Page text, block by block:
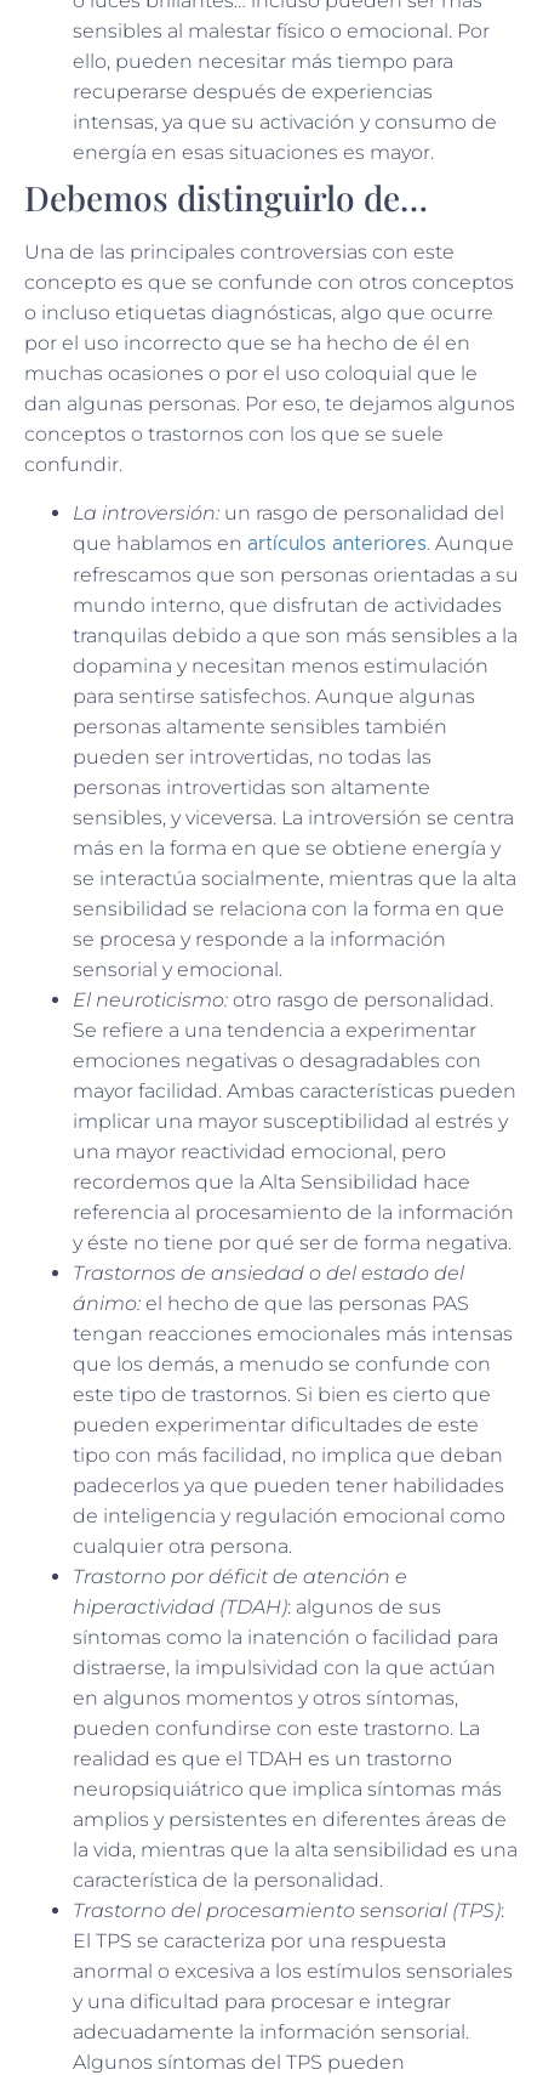
sensibles al malestar físico o emocional. Por
ello, pueden necesitar más tiempo para
recuperarse después de experiencias
intensas, ya que su activación y consumo de
energía en esas situaciones es mayor.
Debemos distinguirlo de…
Una de las principales controversias con este
concepto es que se confunde con otros conceptos
o incluso etiquetas diagnósticas, algo que ocurre
por el uso incorrecto que se ha hecho de él en
muchas ocasiones o por el uso coloquial que le
dan algunas personas. Por eso, te dejamos algunos
conceptos o trastornos con los que se suele
confundir.
La introversión: un rasgo de personalidad del
que hablamos en artículos anteriores. Aunque
refrescamos que son personas orientadas a su
mundo interno, que disfrutan de actividades
tranquilas debido a que son más sensibles a la
dopamina y necesitan menos estimulación
para sentirse satisfechos. Aunque algunas
personas altamente sensibles también
pueden ser introvertidas, no todas las
personas introvertidas son altamente
sensibles, y viceversa. La introversión se centra
más en la forma en que se obtiene energía y
se interactúa socialmente, mientras que la alta
sensibilidad se relaciona con la forma en que
se procesa y responde a la información
sensorial y emocional.
El neuroticismo: otro rasgo de personalidad.
Se refiere a una tendencia a experimentar
emociones negativas o desagradables con
mayor facilidad. Ambas características pueden
implicar una mayor susceptibilidad al estrés y
una mayor reactividad emocional, pero
recordemos que la Alta Sensibilidad hace
referencia al procesamiento de la información
y éste no tiene por qué ser de forma negativa.
Trastornos de ansiedad o del estado del
ánimo: el hecho de que las personas PAS
tengan reacciones emocionales más intensas
que los demás, a menudo se confunde con
este tipo de trastornos. Si bien es cierto que
pueden experimentar dificultades de este
tipo con más facilidad, no implica que deban
padecerlos ya que pueden tener habilidades
de inteligencia y regulación emocional como
cualquier otra persona.
Trastorno por déficit de atención e
hiperactividad (TDAH): algunos de sus
síntomas como la inatención o facilidad para
distraerse, la impulsividad con la que actúan
en algunos momentos y otros síntomas,
pueden confundirse con este trastorno. La
realidad es que el TDAH es un trastorno
neuropsiquiátrico que implica síntomas más
amplios y persistentes en diferentes áreas de
la vida, mientras que la alta sensibilidad es una
característica de la personalidad.
Trastorno del procesamiento sensorial (TPS):
El TPS se caracteriza por una respuesta
anormal o excesiva a los estímulos sensoriales
y una dificultad para procesar e integrar
adecuadamente la información sensorial.
Algunos síntomas del TPS pueden